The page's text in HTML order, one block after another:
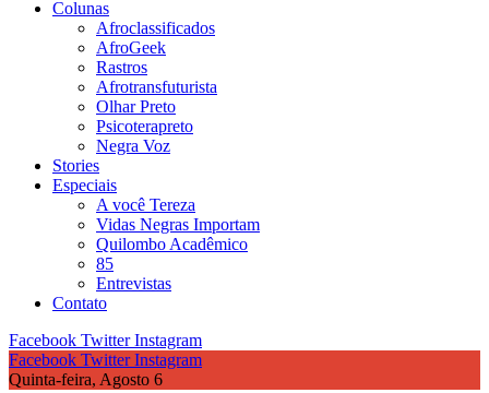
Colunas
Afroclassificados
AfroGeek
Rastros
Afrotransfuturista
Olhar Preto
Psicoterapreto
Negra Voz
Stories
Especiais
A você Tereza
Vidas Negras Importam
Quilombo Acadêmico
85
Entrevistas
Contato
Facebook Twitter Instagram
Facebook Twitter Instagram
Quinta-feira, Agosto 6